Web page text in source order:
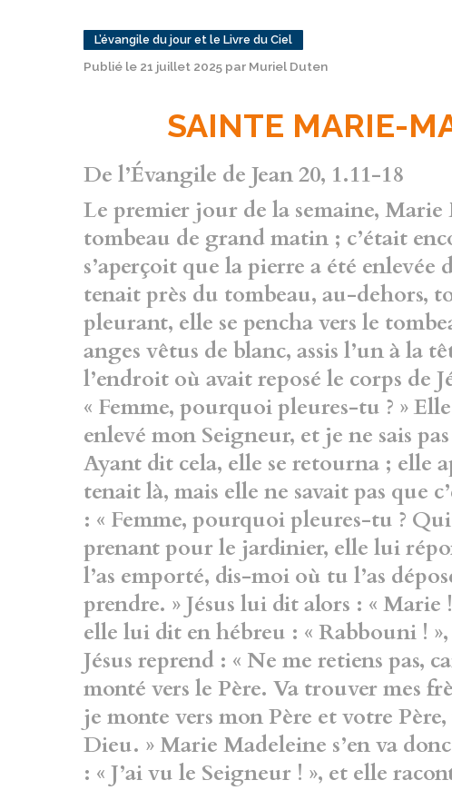
L’évangile du jour et le Livre du Ciel
Publié le 21 juillet 2025 par Muriel Duten
SAINTE MARIE-
De l’Évangile de Jean 20, 1.11-18
Le premier jour de la semaine, Marie
tombeau de grand matin ; c’était
s’aperçoit que la pierre a été enlevée
tenait près du tombeau, au-dehors,
pleurant, elle se pencha vers le
anges vêtus de blanc, assis l’un à la
l’endroit où avait reposé le corps de
« Femme, pourquoi pleures-tu ? »
enlevé mon Seigneur, et je ne sais
Ayant dit cela, elle se retourna ; elle
tenait là, mais elle ne savait pas que
: « Femme, pourquoi pleures-tu ?
prenant pour le jardinier, elle lui
l’as emporté, dis-moi où tu l’as
prendre. » Jésus lui dit alors : « Marie
elle lui dit en hébreu : « Rabbouni !
Jésus reprend : « Ne me retiens pas,
monté vers le Père. Va trouver mes
je monte vers mon Père et votre
Dieu. » Marie Madeleine s’en va
: « J’ai vu le Seigneur ! », et elle